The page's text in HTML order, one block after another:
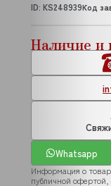
ID: KS248939Код
Наличие и
Whatsapp
Информация о
публичной